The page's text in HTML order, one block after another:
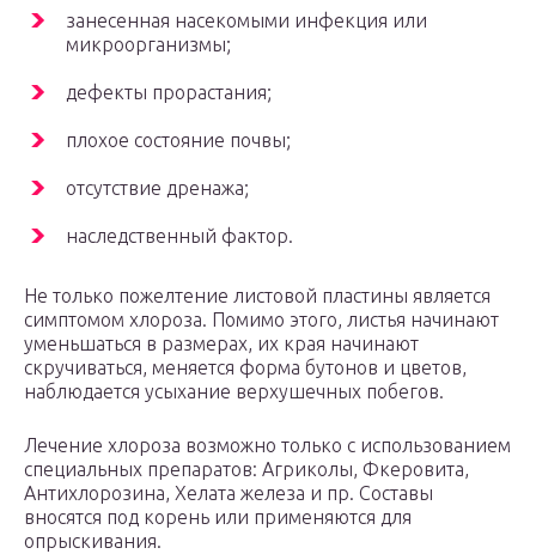
занесенная насекомыми инфекция или
микроорганизмы;
дефекты прорастания;
плохое состояние почвы;
отсутствие дренажа;
наследственный фактор.
Не только пожелтение листовой пластины является
симптомом хлороза. Помимо этого, листья начинают
уменьшаться в размерах, их края начинают
скручиваться, меняется форма бутонов и цветов,
наблюдается усыхание верхушечных побегов.
Лечение хлороза возможно только с использованием
специальных препаратов: Агриколы, Фкеровита,
Антихлорозина, Хелата железа и пр. Составы
вносятся под корень или применяются для
опрыскивания.